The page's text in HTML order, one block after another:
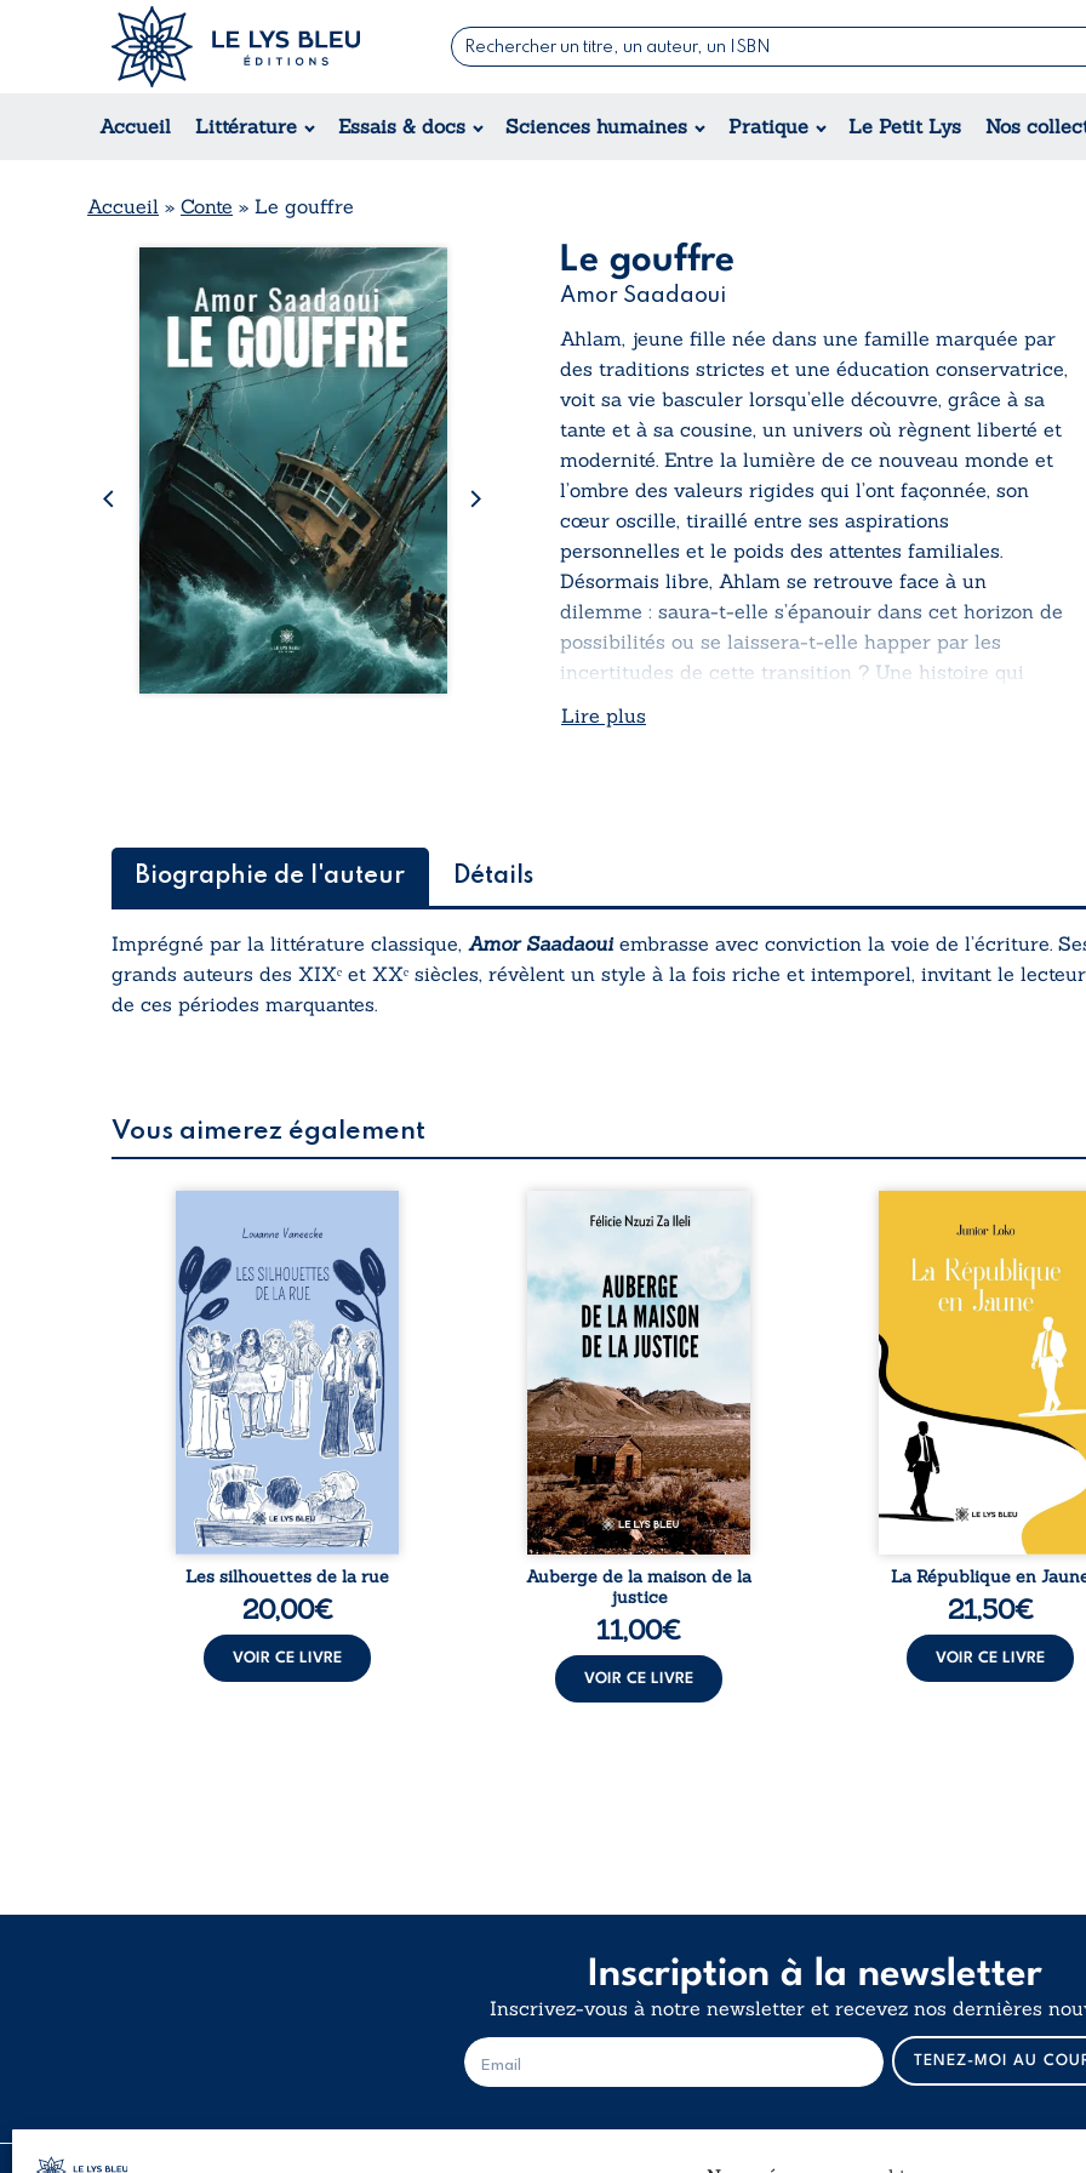
Accueil Littérature Essais & docs Sciences humaines Pratique Le Petit Lys Nos
Romans
Suspense / Thriller / Policier
Romance
Jeunesse
Nouvelles & Contes
Théâtre
Accueil » Conte » Le gouffre
Le gouffre
Amor Saadaoui
Ahlam, jeune fille née dans une famille marquée par
des traditions strictes et une éducation conservatrice,
voit sa vie basculer lorsqu’elle découvre, grâce à sa
tante et à sa cousine, un univers où règnent liberté et
modernité. Entre la lumière de ce nouveau monde et
l’ombre des valeurs rigides qui l’ont façonnée, son
cœur oscille, tiraillé entre ses aspirations
personnelles et le poids des attentes familiales.
Désormais libre, Ahlam se retrouve face à un
dilemme : saura-t-elle s’épanouir dans cet horizon de
possibilités ou se laissera-t-elle happer par les
incertitudes de cette transition ? Une histoire qui
l’émancipation et les défis posés par l’héritage
Lire plus
Biographie de l'auteur Détails
Imprégné par la littérature classique, Amor Saadaouiembrasse avec conviction la voie de l’écriture.
grands auteurs des XIXᵉ et XXᵉ siècles, révèlent un style à la fois riche et intemporel, invitant le
de ces périodes marquantes.
Vous aimerez également
donne la parole à six
personnages ordinaires,
traversés par des pensées,
des émotions et des silences
qui pourraient appartenir à
chacun de nous. À travers
leurs parcours, ce roman
invite à porter un regard
différent sur celles et ceux
qui nous entourent, à deviner
ce qui se cache derrière les
apparences et à s’ouvrir au
fourmillement sensible de
notre ...
Les silhouettes de la rue
20,00€
VOIR CE LIVRE
Auberge de la maison de la
parcours exemplaire de
Mbala Zi Nkuaku Lema Félix.
Magistrat intègre, fervent
défenseur des droits
humains et de
l’indépendance judiciaire, il
voit sa carrière de trente-
quatre ans brutalement
brisée par une révocation
arbitraire en 2009, plongeant
sa vie dans un chaos
matériel et moral. À ...
Auberge de la maison de la
justice
11,00€
VOIR CE LIVRE
Congo, la naissance
jumeaux de races
bouleverse l’ordre
Senior est Noir et Junior
Blanc, bien que nés
couple de Noirs. Très
l’événement attire les
internationaux et
le bébé blanc en une
emblématique
investie, selon certains,
mission
Cependant, sous couvert
La République en
21,50€
VOIR CE LIVRE
Inscription à la newsletter
Inscrivez-vous à notre newsletter et recevez nos dernières
m
E
-
m
TENEZ-MOI AU